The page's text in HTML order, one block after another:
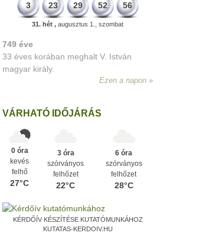
3 23 29 52 56
31. hét , augusztus 1., szombat
498 éve
A szávaszentdemeteri-nagyolaszi
győzelem, ahol a magyarok utoljára
győzték le a törököket Mohács előtt.
VÁRHATÓ IDŐJÁRÁS
0 óra
kevés
felhő
27°C
3 óra
szórványos
felhőzet
22°C
6 óra
szórványos
felhőzet
28°C
KÉRDŐÍV KÉSZÍTÉSE KUTATÓMUNKÁHOZ
KUTATAS-KERDOIV.HU